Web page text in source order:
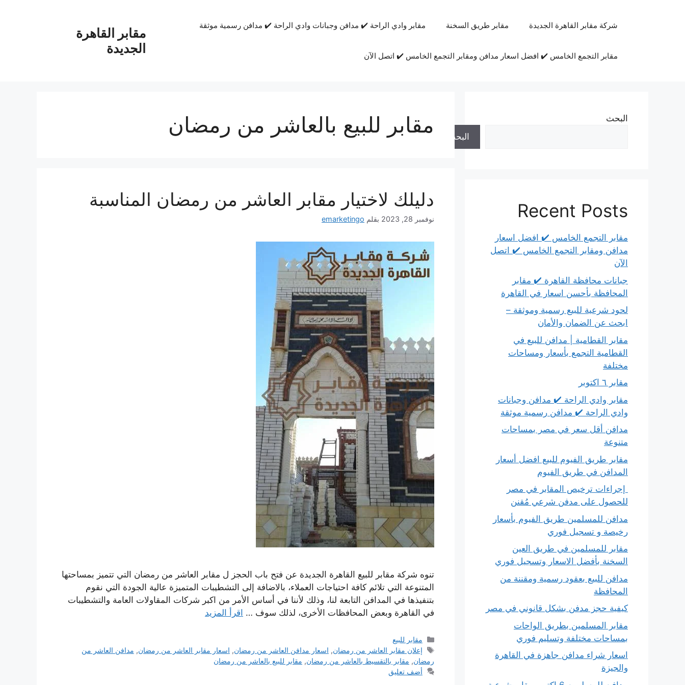
مقابر القاهرة
الجديدة
شركة مقابر القاهرة الجديدة مقابر طريق السخنة مقابر وادي الراحة ✔️ مدافن وجبانات وادي الراحة ✔️ مدافن رسمية موثقة
مقابر التجمع الخامس ✔️ افضل اسعار مدافن ومقابر التجمع الخامس ✔️ اتصل الآن
مقابر للبيع بالعاشر من رمضان
دليلك لاختيار مقابر العاشر من رمضان المناسبة
نوفمبر 28, 2023 بقلم emarketingo
تنوه شركة مقابر للبيع القاهرة الجديدة عن فتح باب الحجز ل مقابر العاشر من رمضان التي تتميز بمساحتها
المتنوعة التي تلائم كافة احتياجات العملاء، بالاضافة إلى التشطيبات المتميزة عالية الجودة التي نقوم
بتنفيذها في المدافن التابعة لنا، وذلك لأننا في أساس الأمر من اكبر شركات المقاولات العامة والتشطيبات
في القاهرة وبعض المحافظات الأخرى، لذلك سوف … اقرأ المزيد
التصنيفات
مقابر للبيع
الوسوم
إعلان مقابر العاشر من رمضان, اسعار مدافن العاشر من رمضان, اسعار مقابر العاشر من رمضان, مدافن العاشر من
رمضان, مقابر بالتقسيط بالعاشر من رمضان, مقابر للبيع بالعاشر من رمضان
أضف تعليق
البحث
البحث
Recent Posts
مقابر التجمع الخامس ✔️ افضل اسعار
مدافن ومقابر التجمع الخامس ✔️ اتصل
الآن
جبانات محافظة القاهرة ✔️ مقابر
المحافظة بأحسن اسعار في القاهرة
لحود شرعية للبيع رسمية وموثقة –
ابحث عن الضمان والأمان
مقابر القطامية | مدافن للبيع في
القطامية التجمع بأسعار ومساحات
مختلفة
مقابر ٦ اكتوبر
مقابر وادي الراحة ✔️ مدافن وجبانات
وادي الراحة ✔️ مدافن رسمية موثقة
مدافن أقل سعر في مصر بمساحات
متنوعة
مقابر طريق الفيوم للبيع افضل أسعار
المدافن في طريق الفيوم
إجراءات ترخيص المقابر في مصر
للحصول على مدفن شرعي مُقنن
مدافن للمسلمين طريق الفيوم بأسعار
رخيصة و تسجيل فوري
مقابر للمسلمين في طريق العين
السخنة بأفضل الاسعار وتسجيل فوري
مدافن للبيع بعقود رسمية ومقننة من
المحافظة
كيفية حجز مدفن بشكل قانوني في مصر
مقابر المسلمين بطريق الواحات
بمساحات مختلفة وتسليم فوري
اسعار شراء مدافن جاهزة في القاهرة
والجيزة